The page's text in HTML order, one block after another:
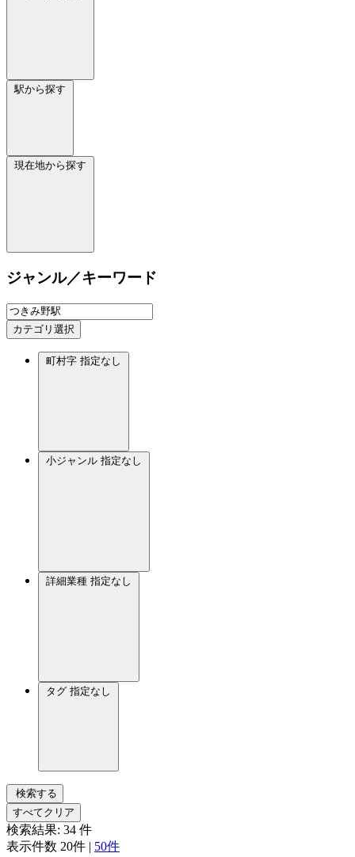
駅から探す
現在地から探す
ジャンル／キーワード
カテゴリ選択
町村字 指定なし
小ジャンル 指定なし
詳細業種 指定なし
タグ 指定なし
検索する
すべてクリア
検索結果: 34 件
表示件数 20件 | 50件